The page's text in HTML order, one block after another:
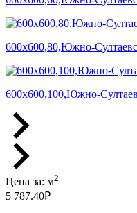
600х600,80,Южно-
600х600,100,Южно-
Цена за: м2
5 787.40₽